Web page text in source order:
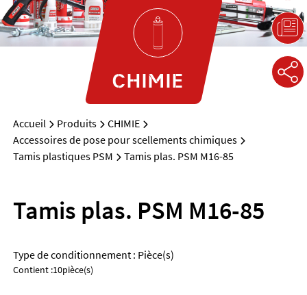
CHIMIE
Accueil Produits
CHIMIE
Accessoires de pose pour scellements chimiques
Tamis plastiques PSM
Tamis plas. PSM M16-85
Tamis plas. PSM M16-85
Type de conditionnement : Pièce(s)
Contient :10pièce(s)